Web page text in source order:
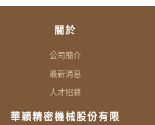
關於
公司簡介
最新消息
人才招募
華穎精密機械股份有限